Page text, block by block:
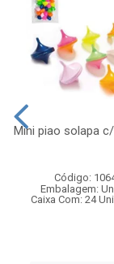
Mini piao solapa
Código:
Embalagem:
Caixa Com: 24